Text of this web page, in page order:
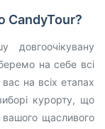
CandyTour?
на себе всі
на всіх етапах
курорту, що
щасливого